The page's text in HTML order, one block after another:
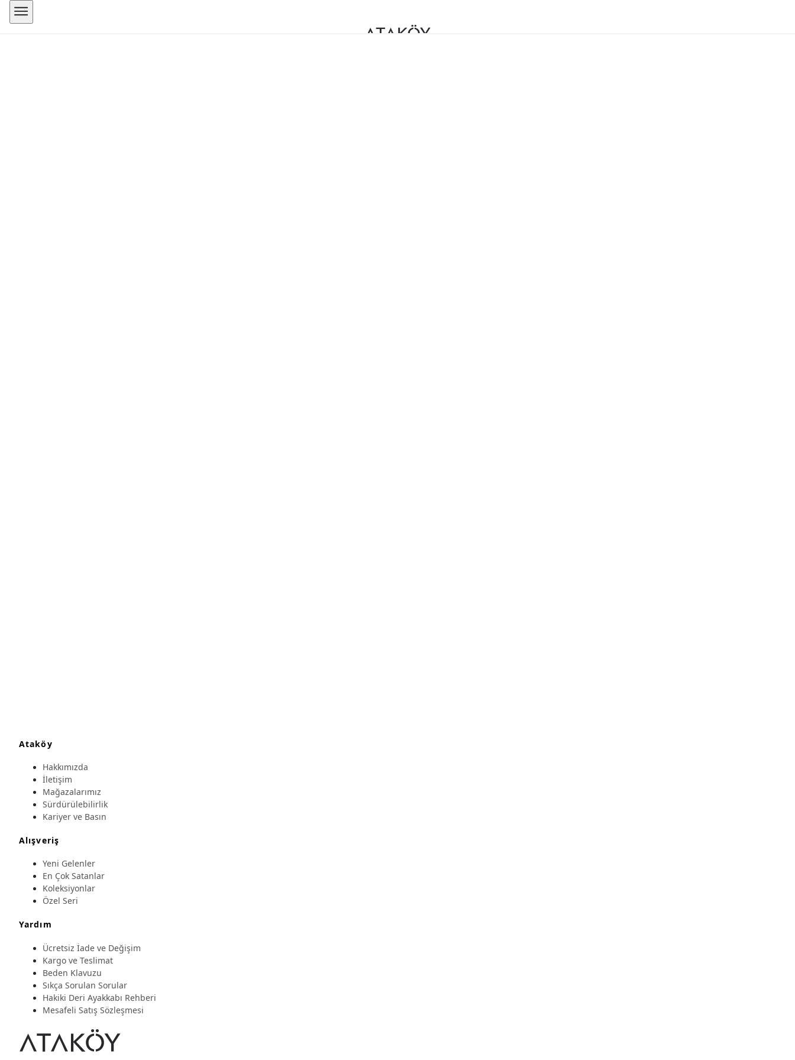
Ataköy
Hakkımızda
İletişim
Mağazalarımız
Sürdürülebilirlik
Kariyer ve Basın
Alışveriş
Yeni Gelenler
En Çok Satanlar
Koleksiyonlar
Özel Seri
Yardım
Ücretsiz İade ve Değişim
Kargo ve Teslimat
Beden Klavuzu
Sıkça Sorulan Sorular
Hakiki Deri Ayakkabı Rehberi
Mesafeli Satış Sözleşmesi